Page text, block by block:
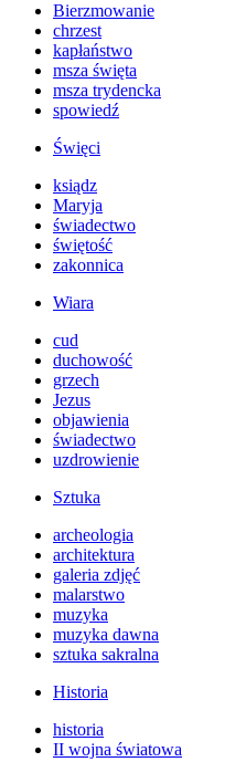
Bierzmowanie
chrzest
kapłaństwo
msza święta
msza trydencka
spowiedź
Święci
ksiądz
Maryja
świadectwo
świętość
zakonnica
Wiara
cud
duchowość
grzech
Jezus
objawienia
świadectwo
uzdrowienie
Sztuka
archeologia
architektura
galeria zdjęć
malarstwo
muzyka
muzyka dawna
sztuka sakralna
Historia
historia
II wojna światowa